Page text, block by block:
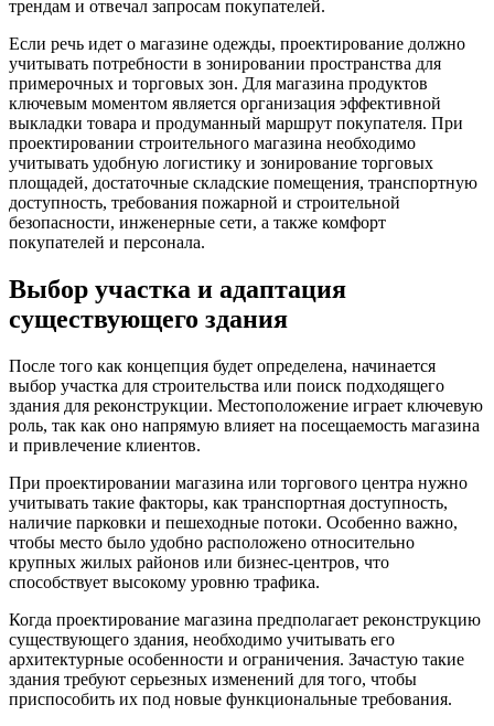
трендам и отвечал запросам покупателей.
Если речь идет о магазине одежды, проектирование должно
учитывать потребности в зонировании пространства для
примерочных и торговых зон. Для магазина продуктов
ключевым моментом является организация эффективной
выкладки товара и продуманный маршрут покупателя. При
проектировании строительного магазина необходимо
учитывать удобную логистику и зонирование торговых
площадей, достаточные складские помещения, транспортную
доступность, требования пожарной и строительной
безопасности, инженерные сети, а также комфорт
покупателей и персонала.
Выбор участка и адаптация
существующего здания
После того как концепция будет определена, начинается
выбор участка для строительства или поиск подходящего
здания для реконструкции. Местоположение играет ключевую
роль, так как оно напрямую влияет на посещаемость магазина
и привлечение клиентов.
При проектировании магазина или торгового центра нужно
учитывать такие факторы, как транспортная доступность,
наличие парковки и пешеходные потоки. Особенно важно,
чтобы место было удобно расположено относительно
крупных жилых районов или бизнес-центров, что
способствует высокому уровню трафика.
Когда проектирование магазина предполагает реконструкцию
существующего здания, необходимо учитывать его
архитектурные особенности и ограничения. Зачастую такие
здания требуют серьезных изменений для того, чтобы
приспособить их под новые функциональные требования.